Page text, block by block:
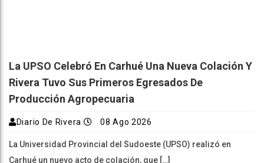
La UPSO Celebró En Carhué Una Nueva Colación Y
Rivera Tuvo Sus Primeros Egresados De
Producción Agropecuaria
Diario De Rivera 08 Ago 2026
La Universidad Provincial del Sudoeste (UPSO) realizó en
Carhué un nuevo acto de colación, que […]